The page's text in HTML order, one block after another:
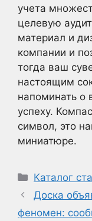
учета
целевую
материал и
компании и
тогда ваш
настоящим
напоминать о
успеху.
символ, это
миниатюре.
Рубрики
Каталог
Доска
феномен: